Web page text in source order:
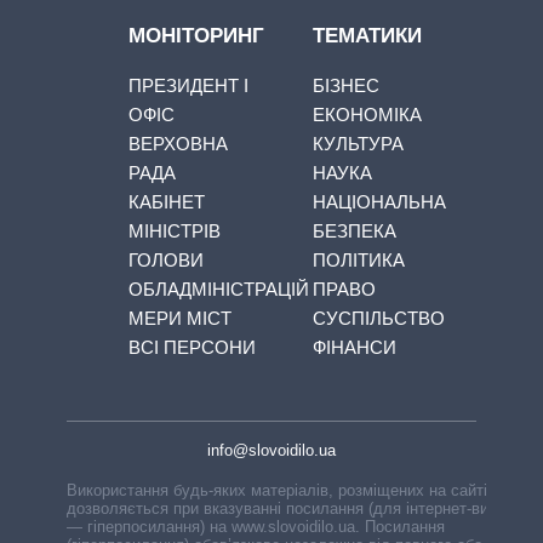
МОНІТОРИНГ
ПРЕЗИДЕНТ І
ОФІС
ВЕРХОВНА
РАДА
КАБІНЕТ
МІНІСТРІВ
ГОЛОВИ
ОБЛАДМІНІСТРАЦІЙ
МЕРИ МІСТ
ВСІ ПЕРСОНИ
ТЕМАТИКИ
БІЗНЕС
ЕКОНОМІКА
КУЛЬТУРА
НАУКА
НАЦІОНАЛЬНА
БЕЗПЕКА
ПОЛІТИКА
ПРАВО
СУСПІЛЬСТВО
ФІНАНСИ
info@slovoidilo.ua
Використання будь-яких матеріалів, розміщених на сайті,
дозволяється при вказуванні посилання (для інтернет-видань
— гіперпосилання) на www.slovoidilo.ua. Посилання